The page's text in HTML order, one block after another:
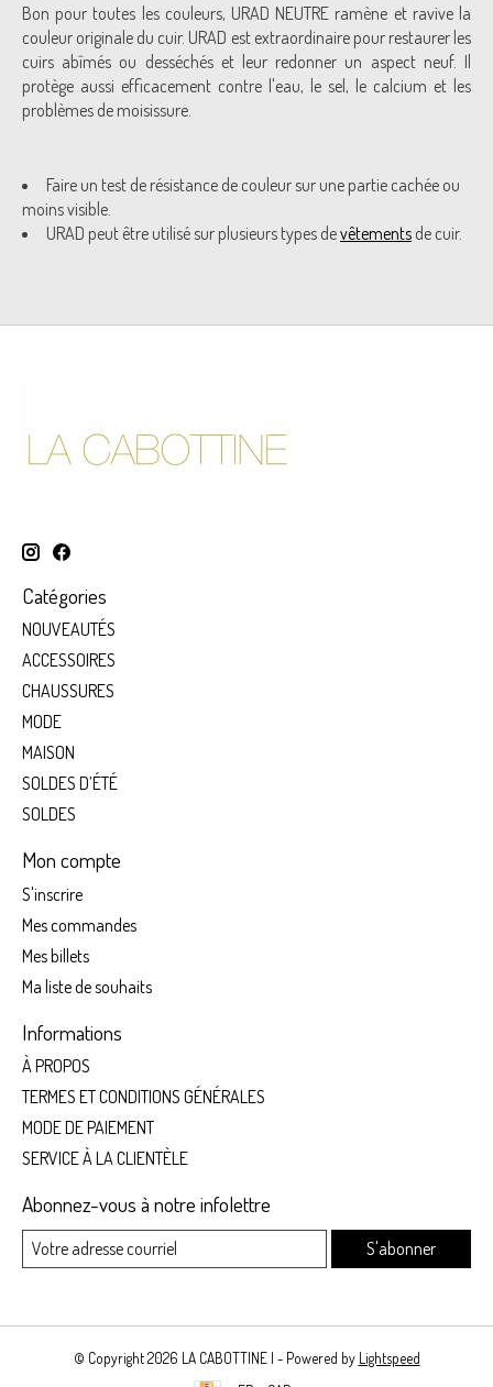
Bon pour toutes les couleurs, URAD NEUTRE ramène et ravive la
couleur originale du cuir. URAD est extraordinaire pour restaurer les
cuirs abîmés ou desséchés et leur redonner un aspect neuf. Il
protège aussi efficacement contre l'eau, le sel, le calcium et les
problèmes de moisissure.
Faire un test de résistance de couleur sur une partie cachée ou
moins visible.
URAD peut être utilisé sur plusieurs types devêtements de cuir.
Catégories
NOUVEAUTÉS
ACCESSOIRES
CHAUSSURES
MODE
MAISON
SOLDES D’ÉTÉ
SOLDES
Mon compte
S'inscrire
Mes commandes
Mes billets
Ma liste de souhaits
Informations
À PROPOS
TERMES ET CONDITIONS GÉNÉRALES
MODE DE PAIEMENT
SERVICE À LA CLIENTÈLE
Abonnez-vous à notre infolettre
S'abonner
© Copyright 2026 LA CABOTTINE | - Powered by Lightspeed